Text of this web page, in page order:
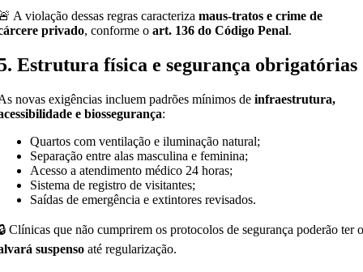
A violação dessas regras caracterizamaus-tratos e crime de
privado, conforme oart. 136 do Código Penal.
Estrutura física e segurança obrigatórias
novas exigências incluem padrões mínimos deinfraestrutura,
e biossegurança:
Quartos com ventilação e iluminação natural;
Separação entre alas masculina e feminina;
Acesso a atendimento médico 24 horas;
Sistema de registro de visitantes;
Saídas de emergência e extintores revisados.
Clínicas que não cumprirem os protocolos de segurança poderão ter
suspenso até regularização.